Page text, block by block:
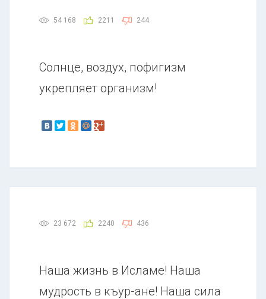
54 168 2211 244
Солнце, воздух, пофигизм
укрепляет организм!
23 672 2240 436
Наша жизнь в Исламе! Наша
мудрость в къур-ане! Наша сила